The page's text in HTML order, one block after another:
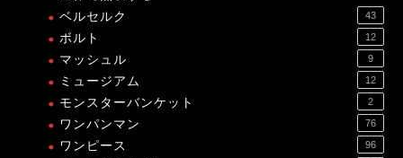
ベルセルク 43
ボルト 12
マッシュル 9
ミュージアム 12
モンスターバンケット 2
ワンパンマン 76
ワンピース 96